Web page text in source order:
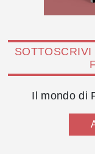
Il mondo di